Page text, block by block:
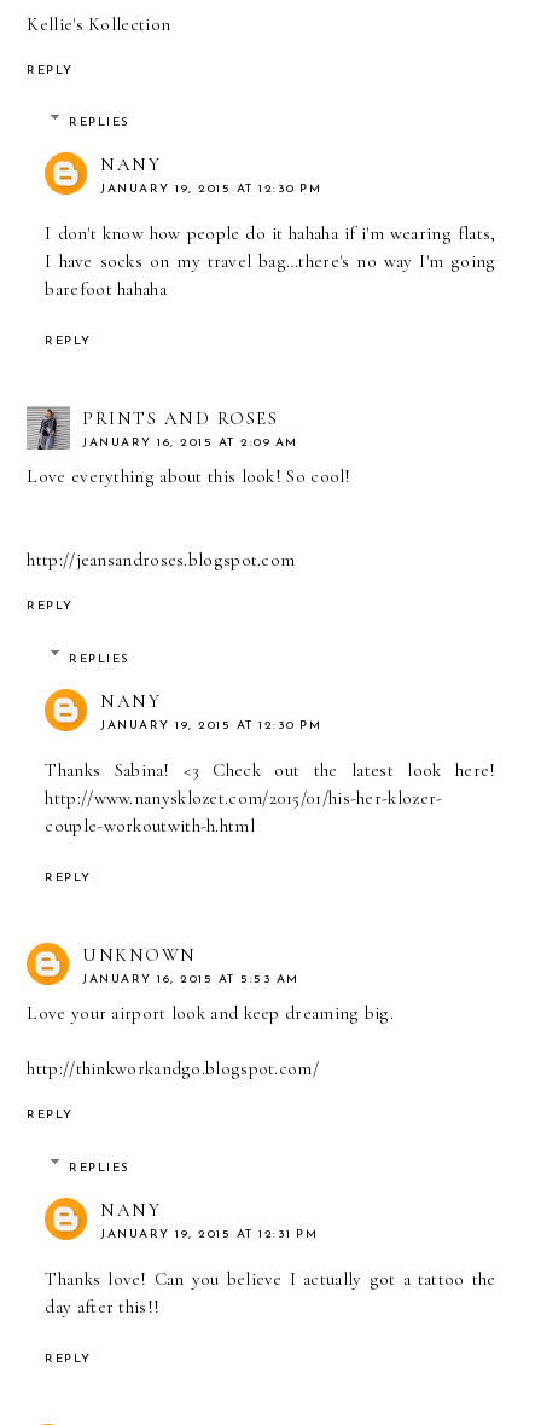
Kellie's Kollection
REPLY
REPLIES
NANY
JANUARY 19, 2015 AT 12:30 PM
I don't know how people do it hahaha if i'm wearing flats,
I have socks on my travel bag…there's no way I'm going
barefoot hahaha
REPLY
PRINTS AND ROSES
JANUARY 16, 2015 AT 2:09 AM
Love everything about this look! So cool!
http://jeansandroses.blogspot.com
REPLY
REPLIES
NANY
JANUARY 19, 2015 AT 12:30 PM
Thanks Sabina! <3 Check out the latest look here!
http://www.nanysklozet.com/2015/01/his-her-klozer-
couple-workoutwith-h.html
REPLY
UNKNOWN
JANUARY 16, 2015 AT 5:53 AM
Love your airport look and keep dreaming big.
http://thinkworkandgo.blogspot.com/
REPLY
REPLIES
NANY
JANUARY 19, 2015 AT 12:31 PM
Thanks love! Can you believe I actually got a tattoo the
day after this!!
REPLY